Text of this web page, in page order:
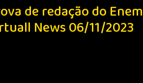
de redação do Enem
News 06/11/2023